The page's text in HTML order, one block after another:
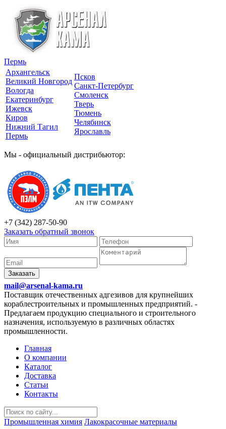
Пермь
Архангельск
Великий Новгород
Вологда
Екатеринбург
Ижевск
Киров
Нижний Тагил
Пермь
Псков
Санкт-Петербург
Смоленск
Тверь
Тюмень
Челябинск
Ярославль
Мы - официальный дистрибьютор:
+7 (342) 287-50-90
Заказать обратный звонок
Заказать
mail@arsenal-kama.ru
Поставщик отечественных адгезивов для крупнейших
кораблестроительных и промышленных предприятий. -
Предлагаем продукцию специального и строительного
назначения, используемую в различных областях
промышленности.
Главная
О компании
Каталог
Доставка
Статьи
Контакты
Промышленная химия Лакокрасочные материалы